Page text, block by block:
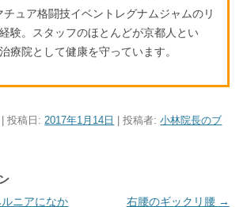
チュア格闘技イベントレグナムジャムのリ
験。スタッフのほとんどが京都人とい
療院として健康を守っています。
| 投稿日: 2017年1月14日 |投稿者:小林院長のブ
ニアになか
右腰のギックリ腰 →